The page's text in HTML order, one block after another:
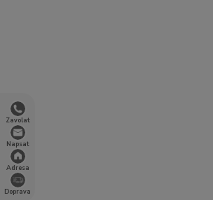
Zavolat
Napsat
Adresa
Doprava